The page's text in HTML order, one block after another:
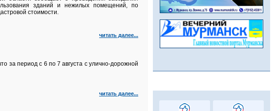
зданий и нежилых помещений, по
стоимости.
читать далее...
за период с 6 по 7 августа с улично‑дорожной
читать далее...